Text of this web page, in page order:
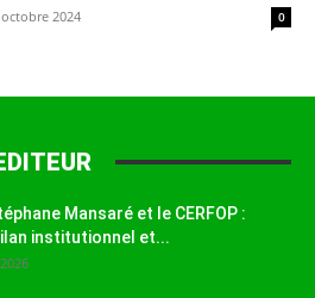
octobre 2024 0
Mansaré et le CERFOP :
institutionnel et...